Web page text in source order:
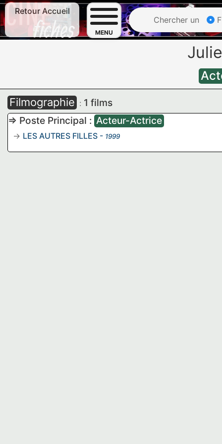
Retour Accueil
MENU
Chercher un
Filmographie : 1 films
=> Poste Principal : Acteur-Actrice
LES AUTRES FILLES - 1999